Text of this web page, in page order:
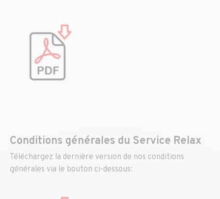
Conditions générales du Service Relax
Téléchargez la dernière version de nos conditions
générales via le bouton ci-dessous: